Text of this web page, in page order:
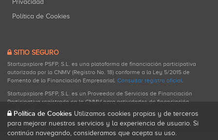
Privacidad
Política de Cookies
SITIO SEGURO
Startupxplore PSFP, S.L. es una plataforma de financiación participativa
autorizada por la CNMV (Registro No. 18) conforme a la Ley 5/2015 de
Fomento de la Financiación Empresarial. Consultar registro oficial
Startupxplore PSFP, S.L. es un Proveedor de Servicios de Financiación
Participativa registrado en la CNMV para actividades de financiación
participativa.
Política de Cookies Utilizamos cookies propias y de terceros
para mejorar nuestros servicios y la experiencia de usuario. Si
continúa navegando, consideramos que acepta su uso.